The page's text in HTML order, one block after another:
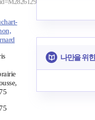
나만을 위